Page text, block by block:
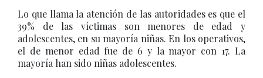
Lo que llama la atención de las autoridades es que el
39% de las víctimas son menores de edad y
adolescentes, en su mayoría niñas. En los operativos,
el de menor edad fue de 6 y la mayor con 17. La
mayoría han sido niñas adolescentes.